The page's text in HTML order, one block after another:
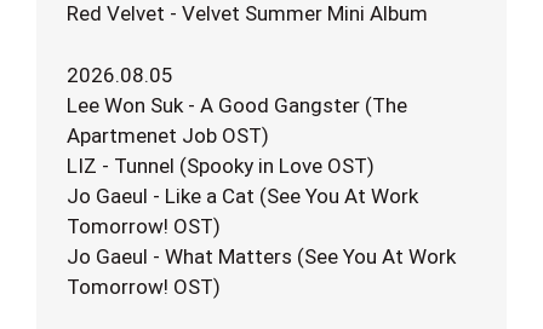
Red Velvet - Velvet Summer Mini Album
2026.08.05
Lee Won Suk - A Good Gangster (The
Apartmenet Job OST)
LIZ - Tunnel (Spooky in Love OST)
Jo Gaeul - Like a Cat (See You At Work
Tomorrow! OST)
Jo Gaeul - What Matters (See You At Work
Tomorrow! OST)